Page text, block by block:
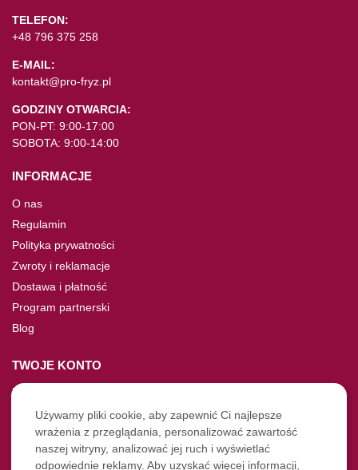
TELEFON:
+48 796 375 258
E-MAIL:
kontakt@pro-fryz.pl
GODZINY OTWARCIA:
PON-PT: 9:00-17:00
SOBOTA: 9:00-14:00
INFORMACJE
O nas
Regulamin
Polityka prywatności
Zwroty i reklamacje
Dostawa i płatność
Program partnerski
Blog
TWOJE KONTO
Moje konto
Nie pamiętasz hasła?
Twoje zamówienia
Używamy pliki cookie, aby zapewnić Ci najlepsze
wrażenia z przeglądania, personalizować zawartość
naszej witryny, analizować jej ruch i wyświetlać
odpowiednie reklamy. Aby uzyskać więcej informacji,